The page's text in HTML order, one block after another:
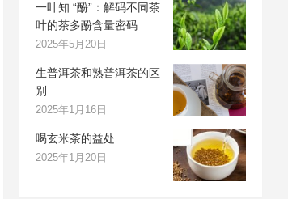
一叶知 “酚”：解码不同茶
叶的茶多酚含量密码
2025年5月20日
生普洱茶和熟普洱茶的区
别
2025年1月16日
喝玄米茶的益处
2025年1月20日